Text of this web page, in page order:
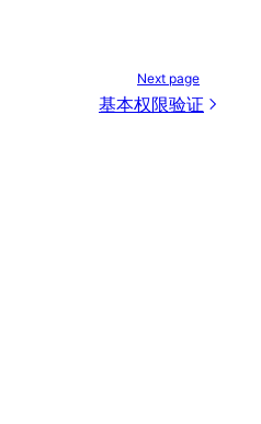
Next page
基本权限验证